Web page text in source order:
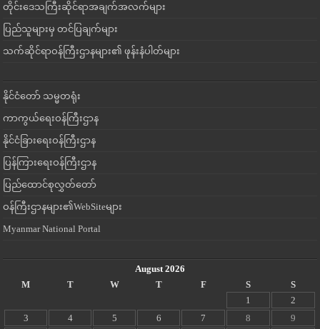
တိုင်းဒေသကြီးဆိုင်ရာအချက်အလက်များ
ပြည်သူများမှ တင်ပြချက်များ
သက်ဆိုင်ရာဝန်ကြီးဌာနများ၏ ဖုန်းနံပါတ်များ
နိုင်ငံတော် သမ္မတရုံး
ကာကွယ်ရေးဝန်ကြီးဌာန
နိုင်ငံခြားရေးဝန်ကြီးဌာန
ပြန်ကြားရေးဝန်ကြီးဌာန
ပြည်ထောင်စုလွှတ်တော်
ဝန်ကြီးဌာနများ၏WebSiteများ
Myanmar National Portal
August 2026
M
T W T F S
S
1
2
3
4 5 6 7 8
9